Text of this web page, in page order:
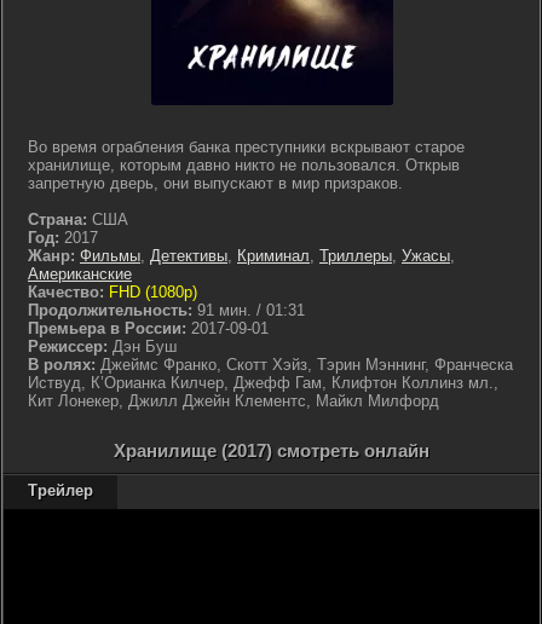
Во время ограбления банка преступники вскрывают старое
хранилище, которым давно никто не пользовался. Открыв
запретную дверь, они выпускают в мир призраков.
Страна: США
Год: 2017
Жанр: Фильмы, Детективы, Криминал, Триллеры, Ужасы,
Американские
Качество: FHD (1080p)
Продолжительность: 91 мин. / 01:31
Премьера в России: 2017-09-01
Режиссер: Дэн Буш
В ролях: Джеймс Франко, Скотт Хэйз, Тэрин Мэннинг, Франческа
Иствуд, К’Орианка Килчер, Джефф Гам, Клифтон Коллинз мл.,
Кит Лонекер, Джилл Джейн Клементс, Майкл Милфорд
Хранилище (2017) смотреть онлайн
Трейлер